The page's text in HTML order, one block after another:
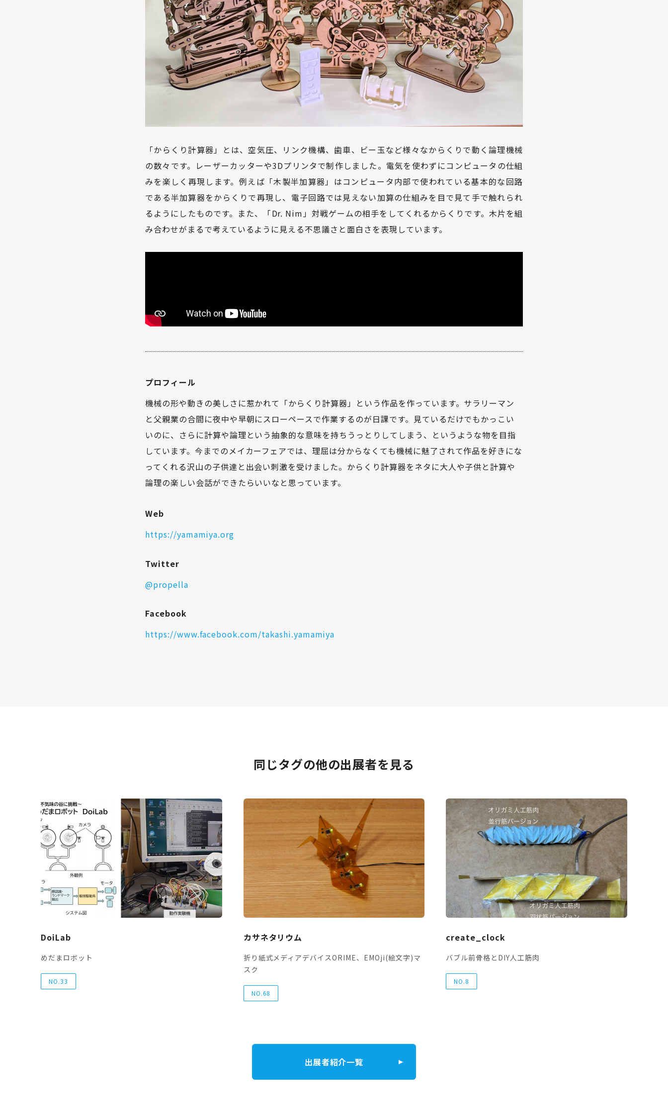
「からくり計算器」とは、空気圧、リンク機構、歯車、ビー玉など様々なからくりで動く論理機械
の数々です。レーザーカッターや3Dプリンタで制作しました。電気を使わずにコンピュータの仕組
みを楽しく再現します。例えば「木製半加算器」はコンピュータ内部で使われている基本的な回路
である半加算器をからくりで再現し、電子回路では見えない加算の仕組みを目で見て手で触れられ
るようにしたものです。また、「Dr. Nim」対戦ゲームの相手をしてくれるからくりです。木片を組
み合わせがまるで考えているように見える不思議さと面白さを表現しています。
プロフィール
機械の形や動きの美しさに惹かれて「からくり計算器」という作品を作っています。サラリーマン
と父親業の合間に夜中や早朝にスローペースで作業するのが日課です。見ているだけでもかっこい
いのに、さらに計算や論理という抽象的な意味を持ちうっとりしてしまう、というような物を目指
しています。今までのメイカーフェアでは、理屈は分からなくても機械に魅了されて作品を好きにな
ってくれる沢山の子供達と出会い刺激を受けました。からくり計算器をネタに大人や子供と計算や
論理の楽しい会話ができたらいいなと思っています。
Web
https://yamamiya.org
Twitter
@propella
Facebook
https://www.facebook.com/takashi.yamamiya
同じタグの他の出展者を見る
DoiLab
めだまロボット
NO.33
カサネタリウム
折り紙式メディアデバイスORIME、EMOji(絵文字)マ
スク
NO.68
create_clock
バブル前骨格とDIY人工筋肉
NO.8
出展者紹介一覧